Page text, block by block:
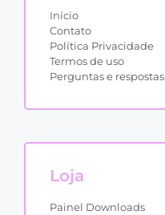
Início
Contato
Política Privacidade
Termos de uso
Perguntas e respostas
Loja
Painel Downloads